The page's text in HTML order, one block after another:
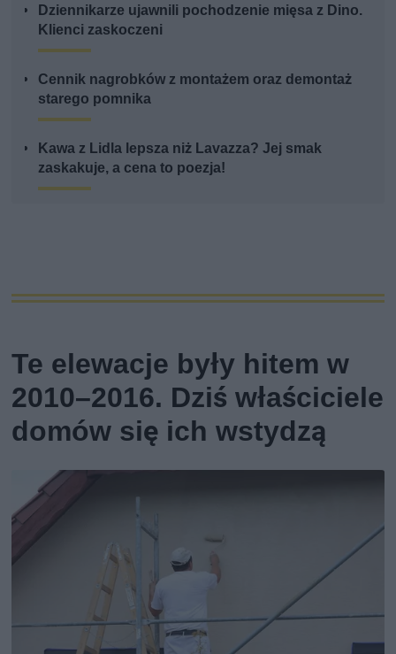
Dziennikarze ujawnili pochodzenie mięsa z Dino.
Klienci zaskoczeni
Cennik nagrobków z montażem oraz demontaż
starego pomnika
Kawa z Lidla lepsza niż Lavazza? Jej smak
zaskakuje, a cena to poezja!
Te elewacje były hitem w
2010–2016. Dziś właściciele
domów się ich wstydzą